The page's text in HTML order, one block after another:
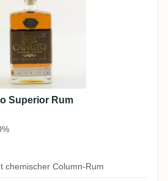
Superior Rum
chemischer Column-Rum